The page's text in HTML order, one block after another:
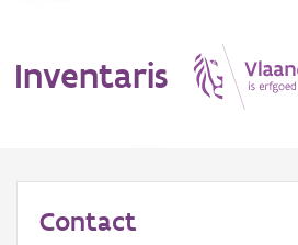
Inventaris
Contact